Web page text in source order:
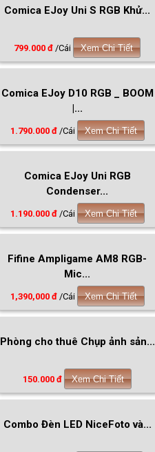
Comica EJoy Uni S RGB Khử...
799.000 đ /Cái Xem Chi Tiết
Comica EJoy D10 RGB _ BOOM
|...
1.790.000 đ /Cái Xem Chi Tiết
Comica EJoy Uni RGB
Condenser...
1.190.000 đ /Cái Xem Chi Tiết
Fifine Ampligame AM8 RGB-
Mic...
1,390,000 đ /Cái Xem Chi Tiết
Phòng cho thuê Chụp ảnh sản...
150.000 đ Xem Chi Tiết
Combo Đèn LED NiceFoto và...